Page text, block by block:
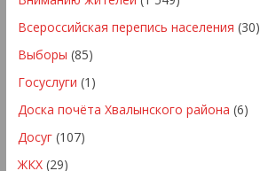
Всероссийская перепись населения (30)
Выборы (85)
Госуслуги (1)
Доска почёта Хвалынского района (6)
Досуг(107)
ЖКХ(29)